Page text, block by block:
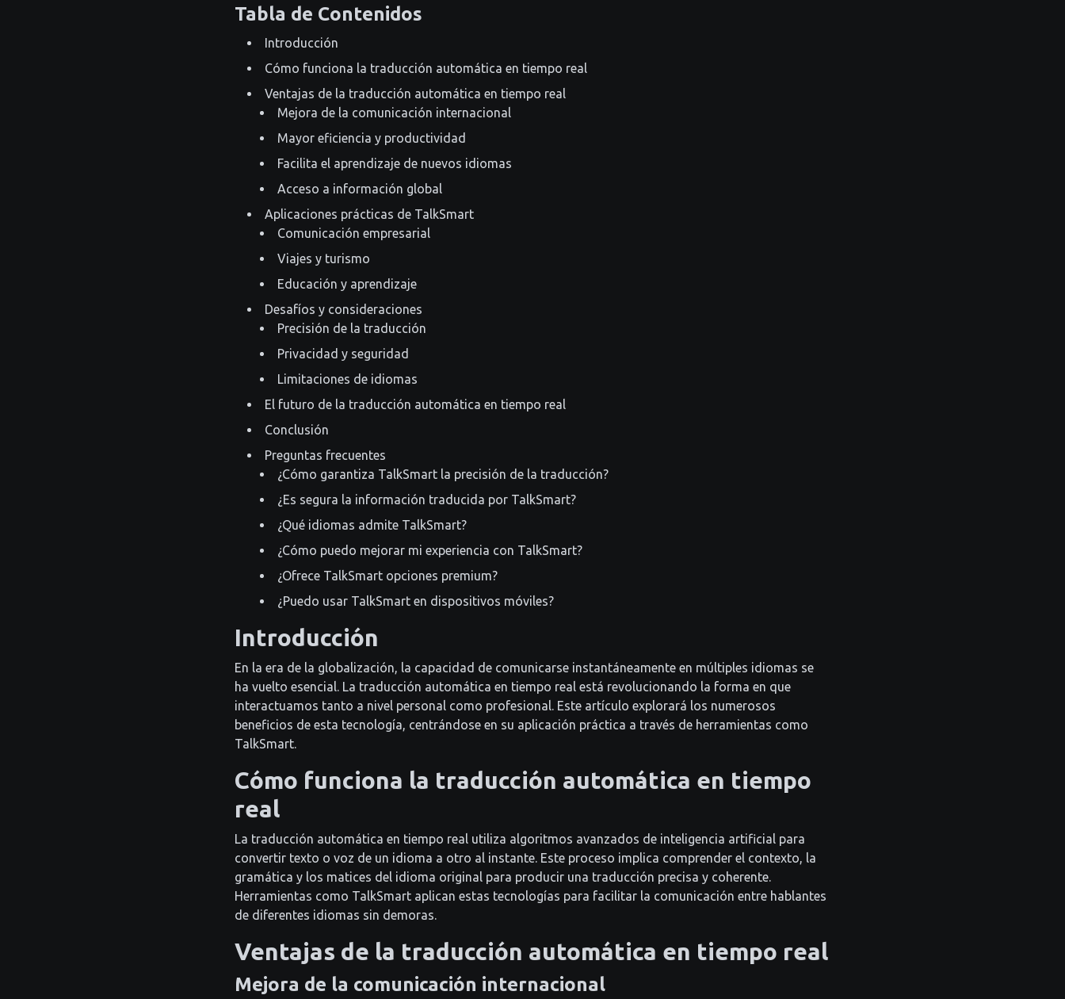
Tabla de Contenidos
Introducción
Cómo funciona la traducción automática en tiempo real
Ventajas de la traducción automática en tiempo real
Mejora de la comunicación internacional
Mayor eficiencia y productividad
Facilita el aprendizaje de nuevos idiomas
Acceso a información global
Aplicaciones prácticas de TalkSmart
Comunicación empresarial
Viajes y turismo
Educación y aprendizaje
Desafíos y consideraciones
Precisión de la traducción
Privacidad y seguridad
Limitaciones de idiomas
El futuro de la traducción automática en tiempo real
Conclusión
Preguntas frecuentes
¿Cómo garantiza TalkSmart la precisión de la traducción?
¿Es segura la información traducida por TalkSmart?
¿Qué idiomas admite TalkSmart?
¿Cómo puedo mejorar mi experiencia con TalkSmart?
¿Ofrece TalkSmart opciones premium?
¿Puedo usar TalkSmart en dispositivos móviles?
Introducción
En la era de la globalización, la capacidad de comunicarse instantáneamente en múltiples idiomas se
ha vuelto esencial. La traducción automática en tiempo real está revolucionando la forma en que
interactuamos tanto a nivel personal como profesional. Este artículo explorará los numerosos
beneficios de esta tecnología, centrándose en su aplicación práctica a través de herramientas como
TalkSmart.
Cómo funciona la traducción automática en tiempo
real
La traducción automática en tiempo real utiliza algoritmos avanzados de inteligencia artificial para
convertir texto o voz de un idioma a otro al instante. Este proceso implica comprender el contexto, la
gramática y los matices del idioma original para producir una traducción precisa y coherente.
Herramientas como TalkSmart aplican estas tecnologías para facilitar la comunicación entre hablantes
de diferentes idiomas sin demoras.
Ventajas de la traducción automática en tiempo real
Mejora de la comunicación internacional